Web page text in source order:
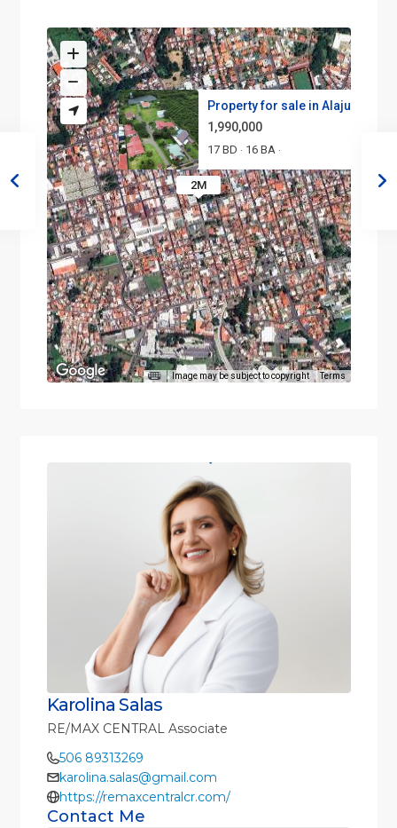
2M
Property for sale in Alajuela
1,990,000
17 BD · 16 BA ·
Image may be subject to copyright Terms
Karolina Salas
RE/MAX CENTRAL Associate
506 89313269
karolina.salas@gmail.com
https://remaxcentralcr.com/
Contact Me